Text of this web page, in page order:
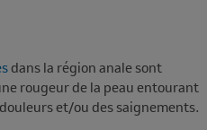
dans la région anale sont
rougeur de la peau entourant
et/ou des saignements.